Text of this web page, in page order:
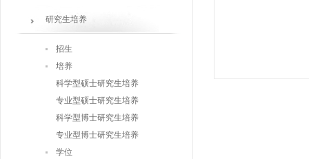
研究生培养
招生
培养
科学型硕士研究生培养
专业型硕士研究生培养
科学型博士研究生培养
专业型博士研究生培养
学位